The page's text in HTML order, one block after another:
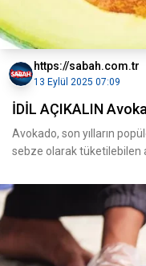
https://sabah.com.tr
13 Eylül 2025 07:09
İDİL AÇIKALIN
Avokado, son yılların
sebze olarak tüketilebilen